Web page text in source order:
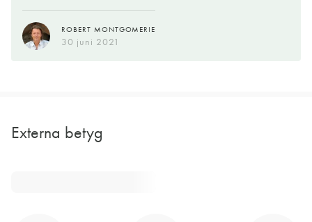
ROBERT MONTGOMERIE
30 juni 2021
Externa betyg